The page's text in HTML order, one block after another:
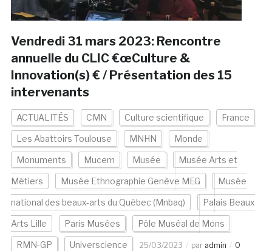
Vendredi 31 mars 2023: Rencontre
annuelle du CLIC €œCulture &
Innovation(s) € / Présentation des 15
intervenants
ACTUALITÉS CMN Culture scientifique France
Les Abattoirs Toulouse MNHN Monde
Monuments Mucem Musée Musée Arts et
Métiers Musée Ethnographie Genève MEG Musée
national des beaux-arts du Québec (Mnbaq) Palais Beaux
Arts Lille Paris Musées Pôle Muséal de Mons
RMN-GP Universcience 25/03/2023 par admin
0